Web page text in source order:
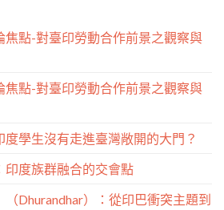
焦點-對臺印勞動合作前景之觀察與
焦點-對臺印勞動合作前景之觀察與
學生沒有走進臺灣敞開的大門？
印度族群融合的交會點
（Dhurandhar）：從印巴衝突主題到